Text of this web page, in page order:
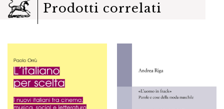
Prodotti correlati